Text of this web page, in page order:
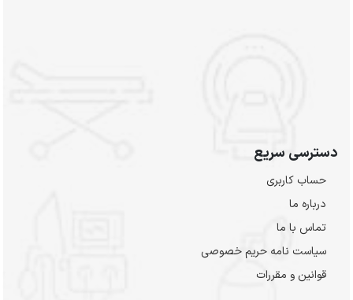
دسترسی سریع
حساب کاربری
درباره ما
تماس با ما
سیاست نامه حریم خصوصی
قوانین و مقررات